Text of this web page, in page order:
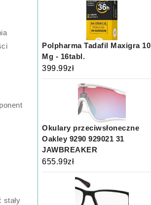
stały
Polpharma Tadafil Maxigra 10
Mg - 16tabl.
399.99zł
Okulary przeciwsłoneczne
Oakley 9290 929021 31
JAWBREAKER
655.99zł